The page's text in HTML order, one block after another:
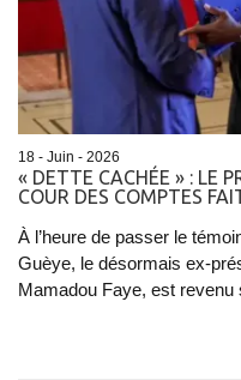
18 - Juin - 2026
« DETTE CACHÉE » : LE
COUR DES COMPTES
À l’heure de passer le
Guèye, le désormais ex-
Mamadou Faye, est revenu